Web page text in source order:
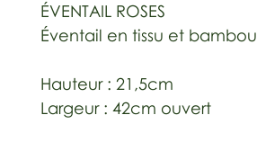
ÉVENTAIL ROSES
Éventail en tissu et bambou
Hauteur : 21,5cm
Largeur : 42cm ouvert